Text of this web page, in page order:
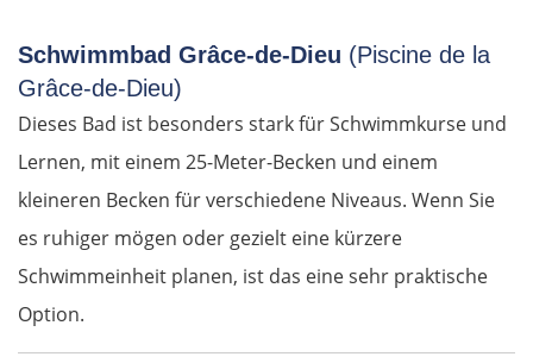
Schwimmbad Grâce-de-Dieu (Piscine de la
Grâce-de-Dieu)
Dieses Bad ist besonders stark für Schwimmkurse und
Lernen, mit einem 25-Meter-Becken und einem
kleineren Becken für verschiedene Niveaus. Wenn Sie
es ruhiger mögen oder gezielt eine kürzere
Schwimmeinheit planen, ist das eine sehr praktische
Option.
Petritsch
Blagoewgrad
Sofia
Montana